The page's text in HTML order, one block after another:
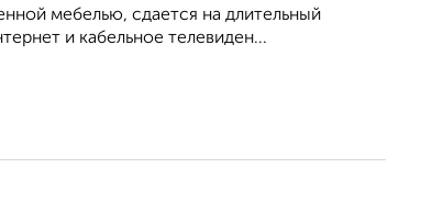
мебелью, сдается на длительный
и кабельное телевиден...